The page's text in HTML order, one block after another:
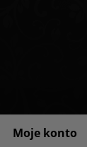
Moje konto